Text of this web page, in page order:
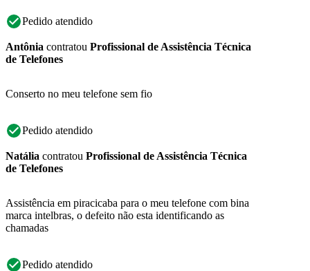
Pedido atendido
Antônia contratou Profissional de Assistência Técnica
de Telefones
Conserto no meu telefone sem fio
Pedido atendido
Natália contratou Profissional de Assistência Técnica
de Telefones
Assistência em piracicaba para o meu telefone com bina
marca intelbras, o defeito não esta identificando as
chamadas
Pedido atendido